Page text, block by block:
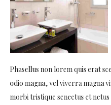
Phasellus non lorem quis erat
odio magna, vel viverra magna
morbi tristique senectus et